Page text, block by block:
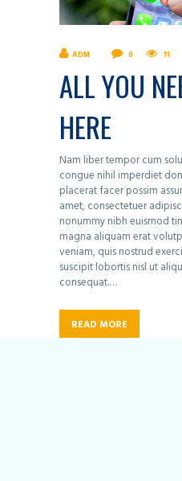
ADM 0 11
ALL YOU
HERE
Nam liber tempor cum
congue nihil imperdiet
placerat facer possim
amet, consectetuer
nonummy nibh euismod
magna aliquam erat
veniam, quis nostrud
suscipit lobortis nisl ut
consequat.…
READ MORE